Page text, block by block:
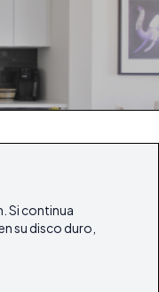
Si continua
su disco duro,